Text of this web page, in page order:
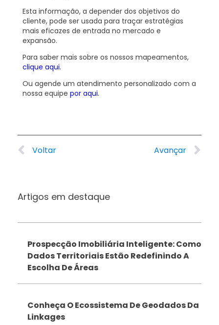
Esta informação, a depender dos objetivos do
cliente, pode ser usada para traçar estratégias
mais eficazes de entrada no mercado e
expansão.
Para saber mais sobre os nossos mapeamentos,
clique aqui.
Ou agende um atendimento personalizado com a
nossa equipe por aqui.
Voltar Avançar
Artigos em destaque
Prospecção Imobiliária Inteligente: Como
Dados Territoriais Estão Redefinindo A
Escolha De Áreas
Conheça O Ecossistema De Geodados Da
Linkages